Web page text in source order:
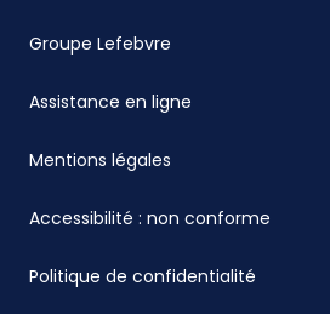
Groupe Lefebvre
Assistance en ligne
Mentions légales
Accessibilité : non conforme
Politique de confidentialité